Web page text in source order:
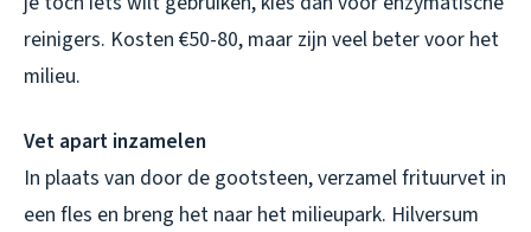
reinigers. Kosten €50-80, maar zijn veel beter voor het
milieu.
Vet apart inzamelen
In plaats van door de gootsteen, verzamel frituurvet in
een fles en breng het naar het milieupark. Hilversum